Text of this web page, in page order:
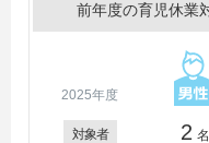
前年度の育児休業
2025年度
対象者 2 名